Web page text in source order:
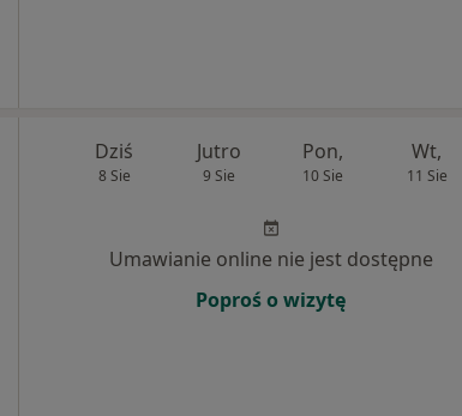
Dziś
8 Sie
Jutro
9 Sie
Pon,
10 Sie
Wt,
11 Sie
Umawianie online nie jest dostępne
Poproś o wizytę